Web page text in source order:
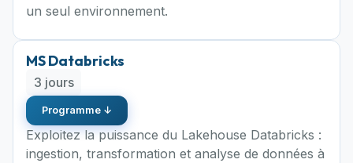
un seul environnement.
MS Databricks
3 jours
Programme ↓
Exploitez la puissance du Lakehouse Databricks :
ingestion, transformation et analyse de données à